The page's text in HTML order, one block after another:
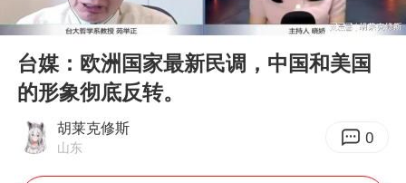
东航：国内客票提前14天免费退改
美股存储板块集体大跌
Play
00:00 07:08
台媒：欧洲国家最新民调，中国和美国
的形象彻底反转。
胡莱克修斯
山东 0